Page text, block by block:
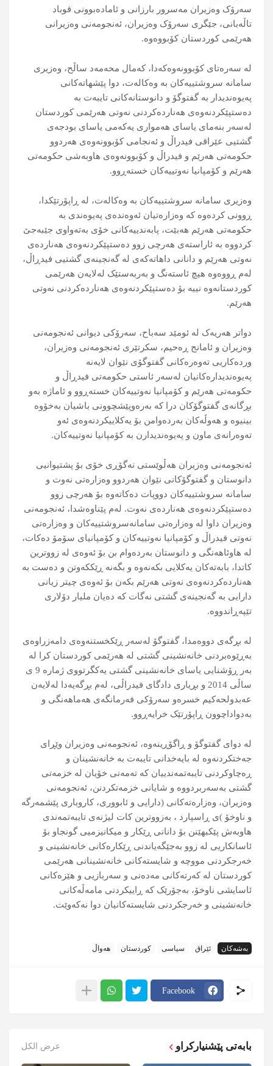
سەرۆک وەزیران مەسرور بارزانی و ئامادەبوونی قوباد
تاڵەبانی، جێگری سەرۆک وەزیران، ئەنجومەنی وەزیرانی
هەرێمی کوردستان کۆبووەوە.
لە سەرەتای کۆبوونەوەکەدا، کەمال محەمەد ساڵح، وەزیری
سامانە سروشتییەکان بە وەکالەت، دوا پێشهاتەکانی
پەیوەندیدار بە گفتوگۆ و دانوستانەکانی تایبەت بە
دەستپێکردنەوەی هەناردەکردنی نەوتی هەرێمی کوردستان
لەسەر بنەمای یاسای هەمواری یەکەمی یاسای بودجەی
گشتیی عێراقی فیدراڵ و ئەنجامی کۆبوونەوەی هەردوو
حکومەتی هەرێم و فیدراڵ و کۆبوونەوەی هاوبەشی حکومەتی
هەرێم و کۆمپانیا نەوتییەکان خستەڕوو.
وەزیری سامانە سروشتییەکان بە وەکالەت، لە ڕاپۆرتێکدا،
ڕوونی کردەوە کە وەزارەتیان ئەوەندەی پەیوەندی بە
حکومەتی هەرێم هەبێت، پابەندییەکانی خۆی بەتەواوی جێبەجێ
کردووە بە ئاراستەی هەرچی زوو دەستپێکردنەوەی هەناردەی
نەوتی هەرێم و دانانی داهاتەکەی لە گەنجینەی گشتيی فیدڕاڵ،
لەم ڕووەوە هیچ ئاستەنگ و بەربەستێک لەلایەن هەرێمی
کوردستانەوە نییە بۆ دەستپێکردنەوەی هەناردەکردنی نەوتی
هەرێم.
دواتر هەریەک لە ئومێد سەباح، سەرۆکی دیوانی ئەنجومەنی
وەزیران و ئامانج ڕەحیم، سکرتێری ئەنجومەنی وەزیران،
وردەکاريی تەوەرەکانی گفتوگۆی نێوان لایەنە
پەیوەندیدارەکانيان لەسەر ئاستی حکومەتی فیدڕاڵ و
حکومەتی هەرێم و کۆمپانیا نەوتیيەکان خستەڕوو و ئاماژە بەو
بڕگانەی گفتوگۆکان درا کە بەرەوپێشچوونی باشیان بەخۆوە
بینیوە و هەوڵەکان بەردەوامن بۆ یەکلاییکردنەوەی ئەو
تەوەرانەی ماون و پەیوەندیدارن بە کۆمپانیا نەوتییەکان.
ئەنجومەنی وەزیران هەڵوێستی نەگۆڕی خۆی بۆ پشتیوانيی
دانوستان و گفتوگۆکانی نێوان هەردوو وەزارەتی نەوت و
سامانە سروشتییەکان دووپات دەکاتەوە بۆ هەرچی زوو
دەستپێکردنەوەی هەناردەی نەوت. لەم پێناوەشدا، ئەنجومەنی
وەزیران داوا لە وەزارەتی سامانەسروشتییەکان و وەزارەتی
نەوتی فیدراڵ و کۆمپانیا نەوتيیەکان و کۆمپانیای سۆمۆ دەکات،
لە هاوئاهەنگی و دانوستان بەردەوام بن بۆ ئەوەی لە زووترین
کاتدا، بابەتەکان یەکلایی بکەنەوە و بگەنە ڕێککەوتن و دەست بە
هەناردەکردنەوەی نەوتی هەرێم بکەن بۆ ئەوەی چیتر زیانی
دارایی بە گەنجینەی گشتی نەگات کە دەیان ملیار دۆلاری
تێپەڕاندووە.
لە بڕگەی دووەمدا، گفتوگۆ لەسەر ڕێکخستنەوەی دامەزراوەی
بەڕێوەبردنی خانەنشینی گشتی لە هەرێمی کوردستان کرا لە
بەر ڕۆشنایی یاسای خانەنشینی گشتی یەکگرتووی ژمارە 9 ی
ساڵی 2014 و بڕیاری دادگای فیدراڵی، لەم بڕگەیەدا لەلایەن
عەبدولحەکیم خسرەو سەرۆکی فەرمانگەی هەماهەنگی و
بەدواداچوون ڕاپۆرتێک خرایەڕوو.
لە دوای گفتوگۆ و ڕاگۆڕینەوە، ئەنجومەنی وەزیران وێڕای
جەختکردنەوە لە بایەخدانی تایبەت بە خانەنشینان و
ڕەچاوکردنی تایبەتمەندییان کە تەمەنی خۆیان لە خزمەتی
گشتی بەسەربردووە و شایانی خزمەتکردنن، ئەنجومەنی
وەزیران، وەزارەتەکانی (دارایی و ئابووری، كاروباری پێشمەرگە
و ناوخۆ )ی ڕاسپارد ، بەزووترین کات لیژنەی تایبەتمەندی
هاوبەش پێکبهێنن بۆ دانانی ڕێکار و میکانیزمیی گونجاو بۆ
ئاسانکاریی لە زوو بەجێگەیاندنی ڕێکارەکانی خانەنشینی و
خەرجکردنی مووچە و شایستەکانی خانەنشینانی هەرێمی
کوردستان لە کەرتەکانی مەدەنی و سەربازیی و هێزەکانی
ئاسایشی ناوخۆ، بەجۆرێک کە ڕاییکردنی مامەڵەکانی
خانەنشینی و خەرجکردنی شایستەکانیان دوا نەکەوێت.
بەشەکان ئێراق سیاسی کوردستان هەواڵ
Facebook
بابەتی پێشنیارکراو عرض الكل